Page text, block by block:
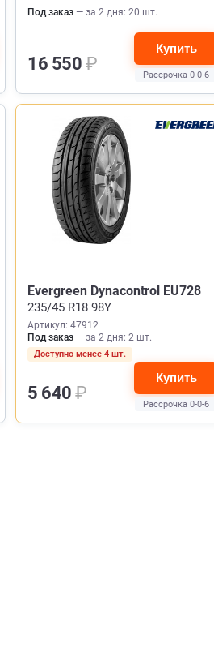
Под заказ — за 2 дня: 20 шт.
16 550 ₽
Купить
Рассрочка 0-0-6
Evergreen Dynacontrol EU728
235/45 R18 98Y
Артикул: 47912
Под заказ — за 2 дня: 2 шт.
Доступно менее 4 шт.
5 640₽
Купить
Рассрочка 0-0-6